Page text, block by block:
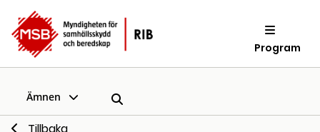
Program
Ämnen